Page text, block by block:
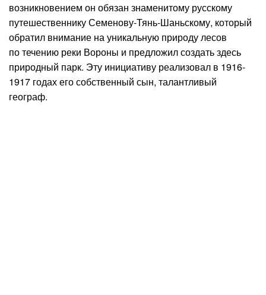
возникновением он обязан знаменитому русскому
путешественнику Семенову-Тянь-Шаньскому, который
обратил внимание на уникальную природу лесов
по течению реки Вороны и предложил создать здесь
природный парк. Эту инициативу реализовал в 1916-
1917 годах его собственный сын, талантливый
географ.